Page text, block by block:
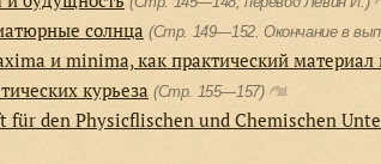
солнца (Стр. 149—152. Окончание в
и minima, как практический материал
курьеза (Стр. 155—157)
für den Physicflischen und Chemischen